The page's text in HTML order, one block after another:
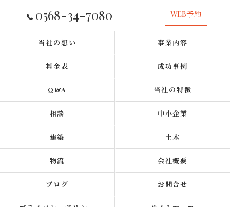
0568-34-7080 WEB予約
当社の想い 事業内容
料金表 成功事例
Q&A 当社の特徴
相談 中小企業
建築 土木
物流 会社概要
ブログ お問合せ